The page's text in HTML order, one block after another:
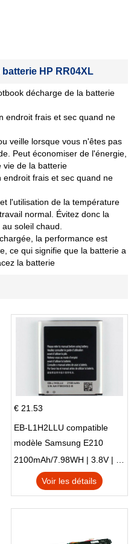
HP RR04XL
décharge de la batterie
endroit frais et sec quand ne
veille lorsque vous n'êtes pas
Peut économiser de l'énergie,
vie de la batterie
frais et sec quand ne
l'utilisation de la température
normal. Évitez donc la
soleil chaud.
la performance est
ce qui signifie que la batterie a
la batterie
€ 21.53
EB-L1H2LLU compatible
modèle Samsung E210
E210K i939
2100mAh/7.98WH | 3.8V | Li-ion ...
Voir les détails